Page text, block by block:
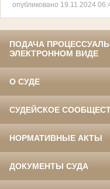
опубликовано 19.11.2024
ПОДАЧА
ЭЛЕКТРОННОМ ВИДЕ
О СУДЕ
СУДЕЙСКОЕ
НОРМАТИВНЫЕ АКТЫ
ДОКУМЕНТЫ СУДА